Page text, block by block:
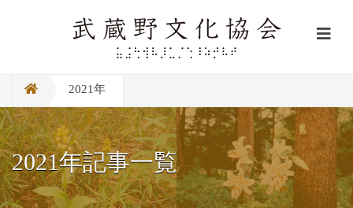
2021年
2021年記事一覧